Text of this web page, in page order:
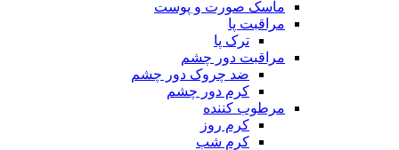
ماسک صورت و پوست
مراقبت دور چشم
ضد چروک دور چشم
کرم دور چشم
مرطوب کننده